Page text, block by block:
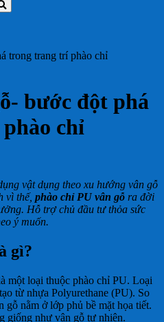
bước đột phá
chỉ
vật dụng theo xu hướng vân gỗ
vì thế, phào chỉ PU vân gỗ ra đời
Hỗ trợ chủ đầu tư thỏa sức
ý muốn.
gì?
một loại thuộc phào chỉ PU. Loại
từ nhựa Polyurethane (PU). So
gỗ nằm ở lớp phủ bề mặt họa tiết.
giống như vân gỗ tự nhiên.